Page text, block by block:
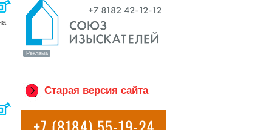
Старая версия сайта